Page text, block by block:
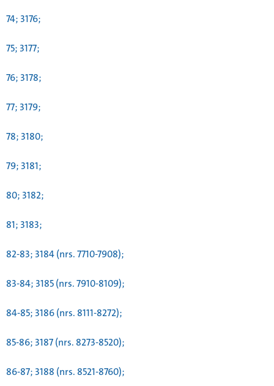
74; 3176;
75; 3177;
76; 3178;
77; 3179;
78; 3180;
79; 3181;
80; 3182;
81; 3183;
82-83; 3184 (nrs. 7710-7908);
83-84; 3185 (nrs. 7910-8109);
84-85; 3186 (nrs. 8111-8272);
85-86; 3187 (nrs. 8273-8520);
86-87; 3188 (nrs. 8521-8760);